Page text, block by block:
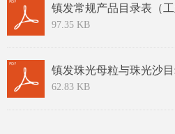
镇发常规产品目录表（
97.35 KB
62.83 KB